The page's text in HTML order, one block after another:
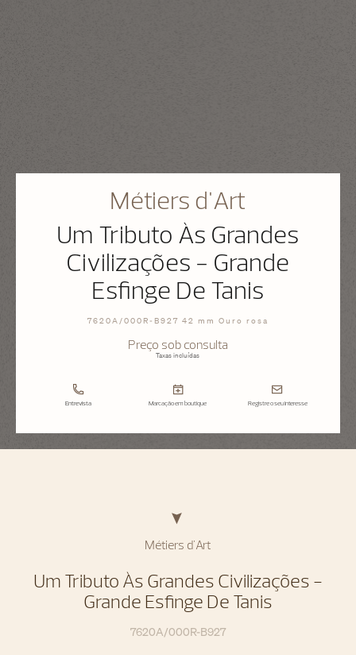
Métiers d'Art
Um Tributo Às Grandes
Civilizações - Grande
Esfinge De Tanis
7620A/000R-B927 42 mm Ouro rosa
Preço sob consulta
Taxas incluídas
Entrevista Marcação em boutique Registre o seu interesse
Métiers d'Art
Um Tributo Às Grandes Civilizações -
Grande Esfinge De Tanis
7620A/000R-B927